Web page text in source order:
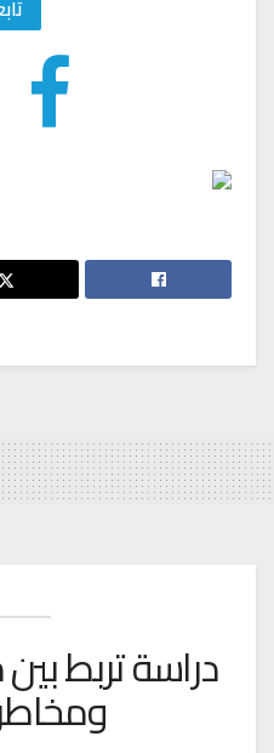
دراسة تربط